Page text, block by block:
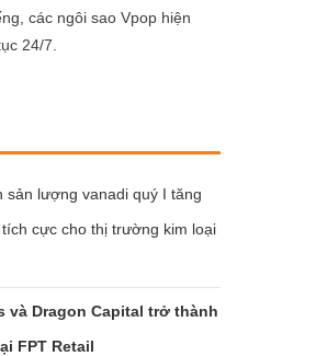
các ngôi sao Vpop hiện
24/7.
sản lượng vanadi quý I tăng
cực cho thị trường kim loại
và Dragon Capital trở thành
FPT Retail